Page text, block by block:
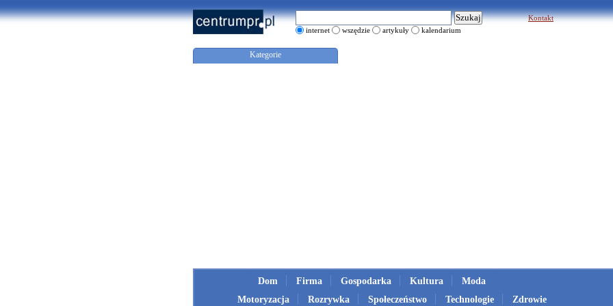
internet wszędzie artykuły kalendarium
Kontakt
Kategorie
Dom Firma Gospodarka Kultura
Moda
Motoryzacja
Rozrywka Społeczeństwo Technologie Zdrowie